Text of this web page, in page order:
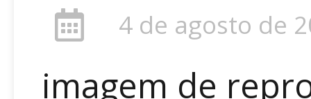
4 de agosto de
imagem de